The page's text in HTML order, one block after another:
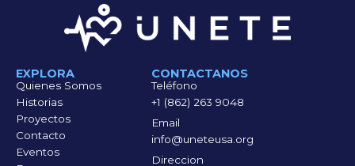
EXPLORA
Quienes Somos
Historias
Proyectos
Contacto
Eventos
CONTACTANOS
Teléfono
+1 (862) 263 9048
Email
info@uneteusa.org
Direccion